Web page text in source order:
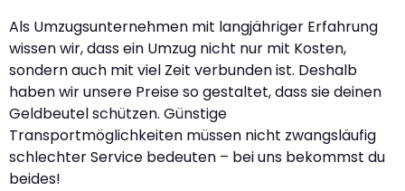
Als Umzugsunternehmen mit langjähriger Erfahrung
wissen wir, dass ein Umzug nicht nur mit Kosten,
sondern auch mit viel Zeit verbunden ist. Deshalb
haben wir unsere Preise so gestaltet, dass sie deinen
Geldbeutel schützen. Günstige
Transportmöglichkeiten müssen nicht zwangsläufig
schlechter Service bedeuten – bei uns bekommst du
beides!